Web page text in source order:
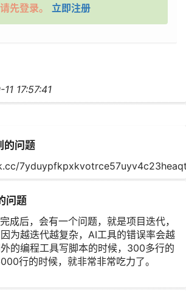
先登录。 立即注册
17:57:41
问题
问题
成后，会有一个问题，就是项目迭代，
为越迭代越复杂，AI工具的错误率会越
的编程工具写脚本的时候，300多行的
行的时候，就非常非常吃力了。